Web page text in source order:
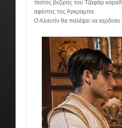
πιστός βεζίρης του Τζαφάρ
αφέντης της Άγκραμπα.
Ο Αλαντίν θα παλέψει να